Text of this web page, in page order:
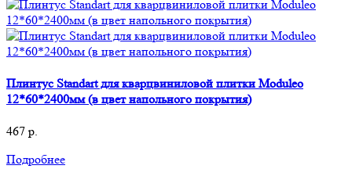
Плинтус Standart для кварцвиниловой плитки Moduleo
12*60*2400мм (в цвет напольного покрытия)
467 р.
Подробнее